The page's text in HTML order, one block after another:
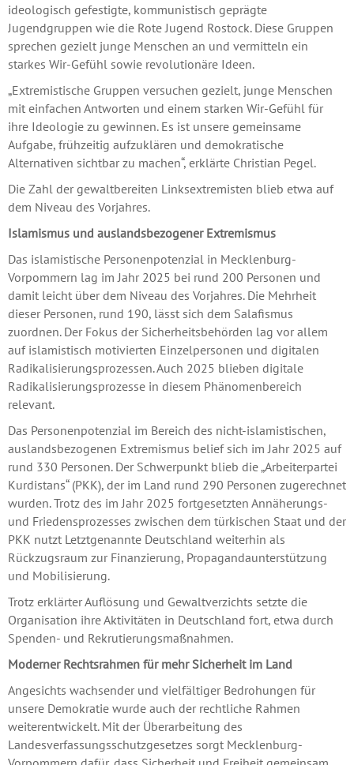
ideologisch gefestigte, kommunistisch geprägte
Jugendgruppen wie die Rote Jugend Rostock. Diese Gruppen
sprechen gezielt junge Menschen an und vermitteln ein
starkes Wir-Gefühl sowie revolutionäre Ideen.
„Extremistische Gruppen versuchen gezielt, junge Menschen
mit einfachen Antworten und einem starken Wir-Gefühl für
ihre Ideologie zu gewinnen. Es ist unsere gemeinsame
Aufgabe, frühzeitig aufzuklären und demokratische
Alternativen sichtbar zu machen“, erklärte Christian Pegel.
Die Zahl der gewaltbereiten Linksextremisten blieb etwa auf
dem Niveau des Vorjahres.
Islamismus und auslandsbezogener Extremismus
Das islamistische Personenpotenzial in Mecklenburg-
Vorpommern lag im Jahr 2025 bei rund 200 Personen und
damit leicht über dem Niveau des Vorjahres. Die Mehrheit
dieser Personen, rund 190, lässt sich dem Salafismus
zuordnen. Der Fokus der Sicherheitsbehörden lag vor allem
auf islamistisch motivierten Einzelpersonen und digitalen
Radikalisierungsprozessen. Auch 2025 blieben digitale
Radikalisierungsprozesse in diesem Phänomenbereich
relevant.
Das Personenpotenzial im Bereich des nicht-islamistischen,
auslandsbezogenen Extremismus belief sich im Jahr 2025 auf
rund 330 Personen. Der Schwerpunkt blieb die „Arbeiterpartei
Kurdistans“ (PKK), der im Land rund 290 Personen zugerechnet
wurden. Trotz des im Jahr 2025 fortgesetzten Annäherungs-
und Friedensprozesses zwischen dem türkischen Staat und der
PKK nutzt Letztgenannte Deutschland weiterhin als
Rückzugsraum zur Finanzierung, Propagandaunterstützung
und Mobilisierung.
Trotz erklärter Auflösung und Gewaltverzichts setzte die
Organisation ihre Aktivitäten in Deutschland fort, etwa durch
Spenden- und Rekrutierungsmaßnahmen.
Moderner Rechtsrahmen für mehr Sicherheit im Land
Angesichts wachsender und vielfältiger Bedrohungen für
unsere Demokratie wurde auch der rechtliche Rahmen
weiterentwickelt. Mit der Überarbeitung des
Landesverfassungsschutzgesetzes sorgt Mecklenburg-